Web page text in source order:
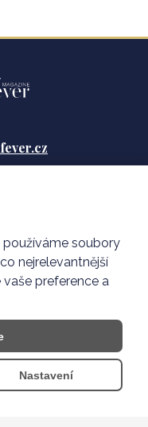
soubory
nejrelevantnější
preference a
Nastavení